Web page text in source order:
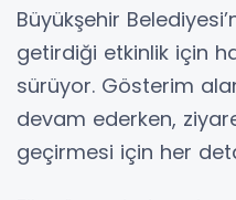
Büyükşehir
getirdiği etkinlik için
sürüyor. Gösterim
devam ederken,
geçirmesi için her